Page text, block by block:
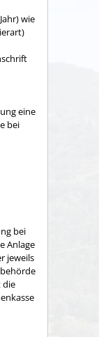
wie
eine
bei
bei
Anlage
jeweils
die